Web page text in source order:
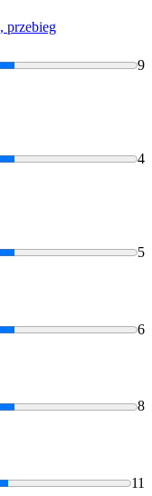
, przebieg
9
4
5
6
8
11